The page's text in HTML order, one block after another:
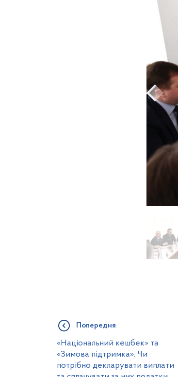
Попередня
«Національний кешбек» та
«Зимова підтримка»: Чи
потрібно декларувати виплати